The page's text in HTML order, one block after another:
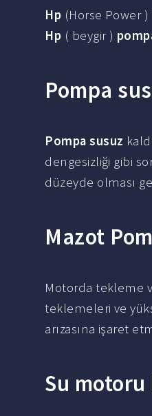
Hp (Horse Power
Hp ( beygir )
Pompa
Pompa susuz
dengesizliği gibi
düzeyde olması
Mazot
Motorda tekleme
teklemeleri ve
arızasına işaret
Su motoru